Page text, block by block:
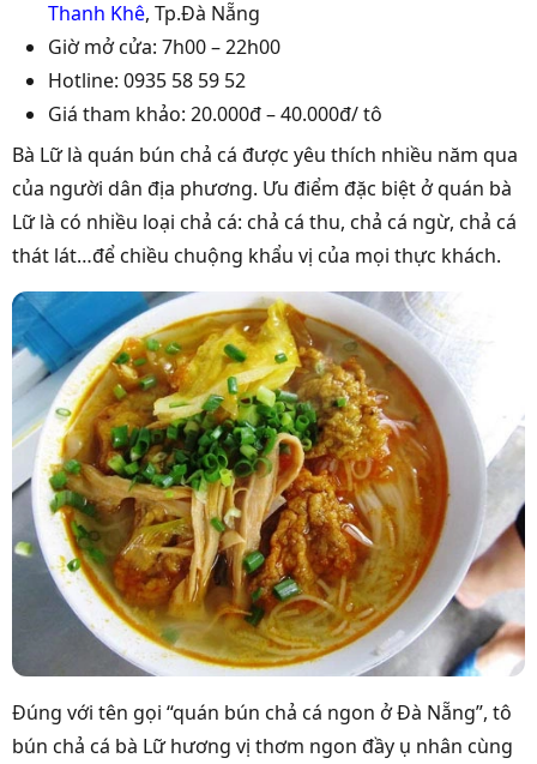
Thanh Khê, Tp.Đà Nẵng
Giờ mở cửa: 7h00 – 22h00
Hotline: 0935 58 59 52
Giá tham khảo: 20.000đ – 40.000đ/ tô
Bà Lữ là quán bún chả cá được yêu thích nhiều năm qua
của người dân địa phương. Ưu điểm đặc biệt ở quán bà
Lữ là có nhiều loại chả cá: chả cá thu, chả cá ngừ, chả cá
thát lát…để chiều chuộng khẩu vị của mọi thực khách.
Đúng với tên gọi “quán bún chả cá ngon ở Đà Nẵng”, tô
bún chả cá bà Lữ hương vị thơm ngon đầy ụ nhân cùng